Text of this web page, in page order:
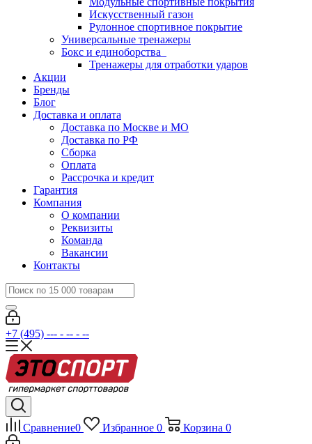
Искусственный газон
Рулонное спортивное покрытие
Универсальные тренажеры
Бокс и единоборства
Тренажеры для отработки ударов
Акции
Бренды
Блог
Доставка и оплата
Доставка по Москве и МО
Доставка по РФ
Сборка
Оплата
Рассрочка и кредит
Гарантия
Компания
О компании
Реквизиты
Команда
Вакансии
Контакты
+7 (495) --- - -- - --
Сравнение0 Избранное 0 Корзина 0